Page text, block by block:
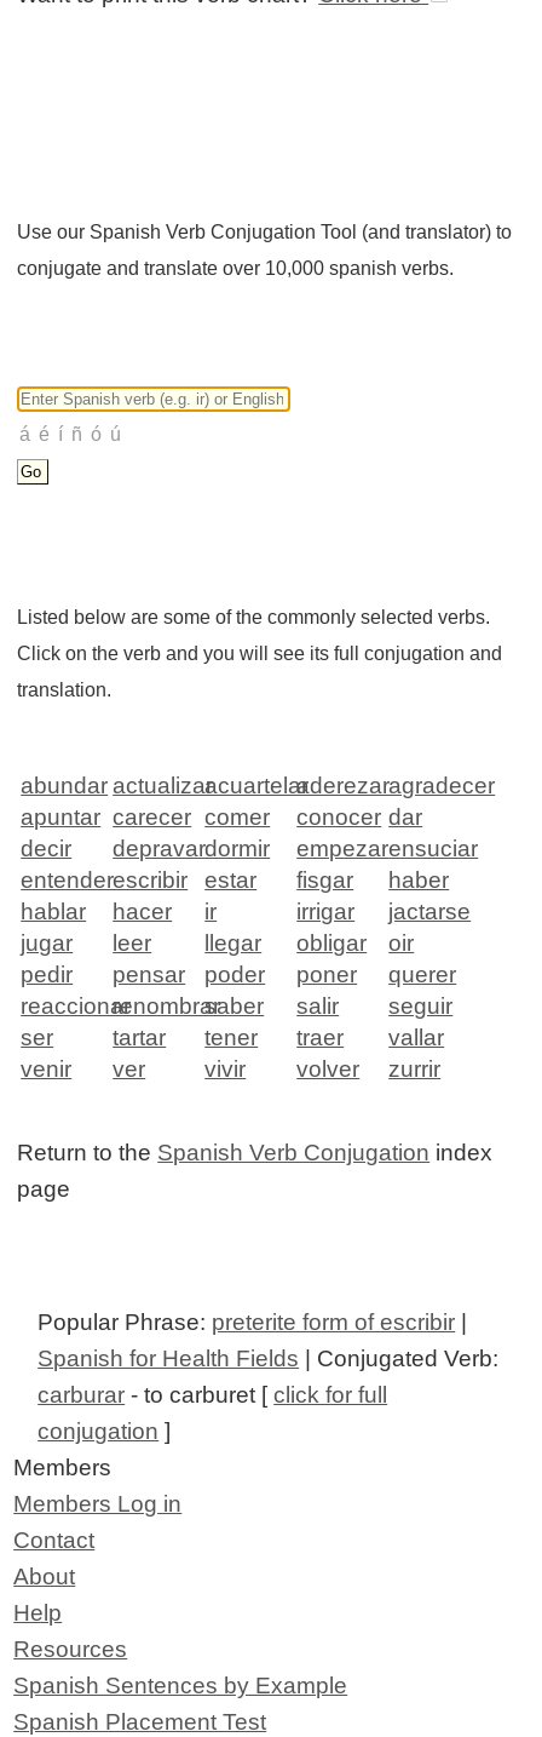
Use our Spanish Verb Conjugation Tool (and translator) to
conjugate and translate over 10,000 spanish verbs.
Listed below are some of the commonly selected verbs.
Click on the verb and you will see its full conjugation and
translation.
abundar actualizaracuartelaraderezaragradecer
apuntar carecer comer conocer dar
decir
depravardormir empezarensuciar
entenderescribir estar fisgar
haber
hablar
hacer ir irrigar
jactarse
jugar
leer llegar obligar
oir
pedir
pensar poder poner
querer
reaccionarrenombrarsaber salir
seguir
ser
tartar tener traer
vallar
venir
ver vivir volver zurrir
Return to the Spanish Verb Conjugation index
page
Popular Phrase: preterite form of escribir
Spanish for Health Fields | Conjugated Verb:
carburar - to carburet [click for full
conjugation ]
Members
Members Log in
Contact
About
Help
Resources
Spanish Sentences by Example
Spanish Placement Test